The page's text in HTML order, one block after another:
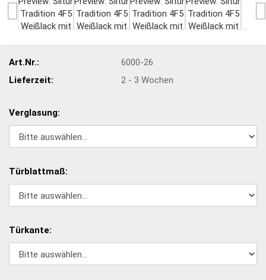
Art.Nr.:
6000-26
Lieferzeit:
2 - 3 Wochen
Verglasung:
Türblattmaß:
Türkante: